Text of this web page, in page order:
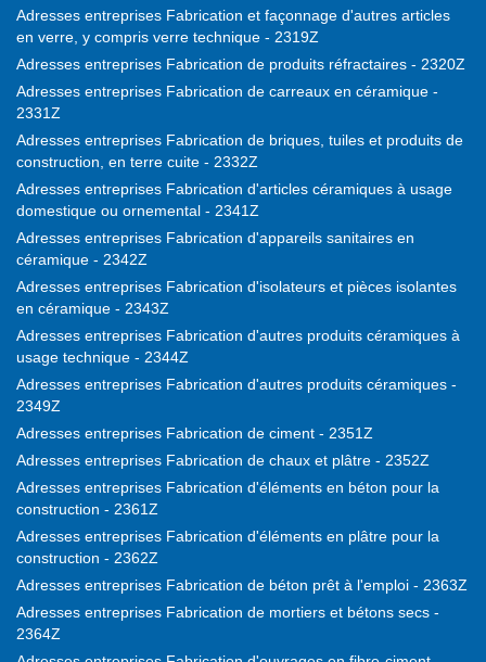
Adresses entreprises Fabrication et façonnage d'autres articles
en verre, y compris verre technique - 2319Z
Adresses entreprises Fabrication de produits réfractaires - 2320Z
Adresses entreprises Fabrication de carreaux en céramique -
2331Z
Adresses entreprises Fabrication de briques, tuiles et produits de
construction, en terre cuite - 2332Z
Adresses entreprises Fabrication d'articles céramiques à usage
domestique ou ornemental - 2341Z
Adresses entreprises Fabrication d'appareils sanitaires en
céramique - 2342Z
Adresses entreprises Fabrication d'isolateurs et pièces isolantes
en céramique - 2343Z
Adresses entreprises Fabrication d'autres produits céramiques à
usage technique - 2344Z
Adresses entreprises Fabrication d'autres produits céramiques -
2349Z
Adresses entreprises Fabrication de ciment - 2351Z
Adresses entreprises Fabrication de chaux et plâtre - 2352Z
Adresses entreprises Fabrication d'éléments en béton pour la
construction - 2361Z
Adresses entreprises Fabrication d'éléments en plâtre pour la
construction - 2362Z
Adresses entreprises Fabrication de béton prêt à l'emploi - 2363Z
Adresses entreprises Fabrication de mortiers et bétons secs -
2364Z